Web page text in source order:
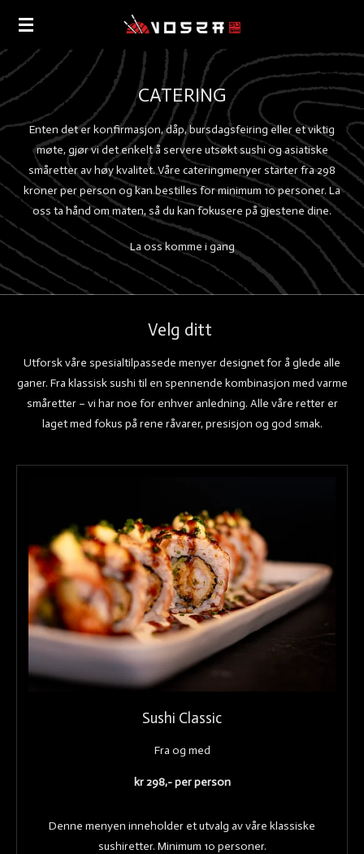
Gå
hovedinnhold
CATERING
Enten det er konfirmasjon, dåp, bursdagsfeiring eller et viktig
møte, gjør vi det enkelt å servere utsøkt sushi og asiatiske
småretter av høy kvalitet. Våre cateringmenyer starter fra 298
kroner per person og kan bestilles for minimum 10 personer. La
oss ta hånd om maten, så du kan fokusere på gjestene dine.
La oss komme i gang
Velg ditt
Utforsk våre spesialtilpassede menyer designet for å glede alle
ganer. Fra klassisk sushi til en spennende kombinasjon med varme
småretter – vi har noe for enhver anledning. Alle våre retter er
laget med fokus på rene råvarer, presisjon og god smak.
Sushi Classic
Fra og med
kr 298,- per person
Denne menyen inneholder et utvalg av våre klassiske
sushiretter. Minimum 10 personer.